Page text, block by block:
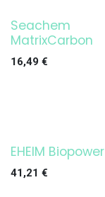
Seachem
MatrixCarbon
16,49 €
¡OFERTA!
EHEIM Biopower
41,21 €